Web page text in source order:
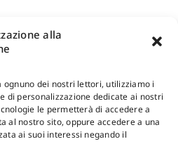
alla
dei nostri lettori, utilizziamo i
di personalizzazione dedicate ai nostri
le permetterà di accedere a
al nostro sito, oppure accedere a una
ai suoi interessi negando il
Sicuri e anche Rateali